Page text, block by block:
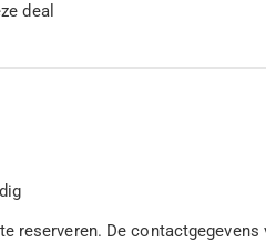
deal
reserveren. De contactgegevens